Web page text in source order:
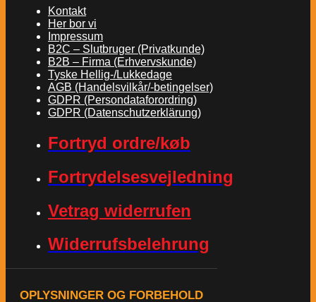
Kontakt
Her bor vi
Impressum
B2C – Slutbruger (Privatkunde)
B2B – Firma (Erhvervskunde)
Tyske Hellig-/Lukkedage
AGB (Handelsvilkår/-betingelser)
GDPR (Persondataforordring)
GDPR (Datenschutzerklärung)
Fortryd ordre/køb
Fortrydelsesvejledning
Vetrag widerrufen
Widerrufsbelehrung
OPLYSNINGER OG FORBEHOLD